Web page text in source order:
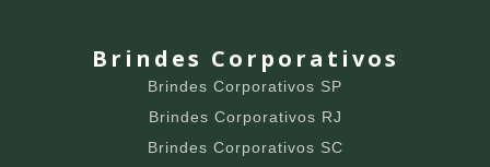
Brindes Corporativos
Brindes Corporativos SP
Brindes Corporativos RJ
Brindes Corporativos SC